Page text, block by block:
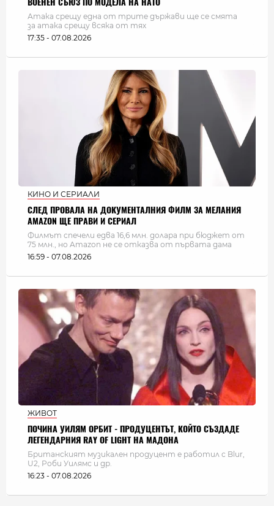
Атака срещу една от трите държави ще се смята
за атака срещу всяка от тях
17:35 - 07.08.2026
КИНО И СЕРИАЛИ
СЛЕД ПРОВАЛА НА ДОКУМЕНТАЛНИЯ ФИЛМ ЗА МЕЛАНИЯ
AMAZON ЩЕ ПРАВИ И СЕРИАЛ
Филмът спечели едва 16,6 млн. долара при бюджет от
75 млн., но Amazon не се отказва от първата дама
16:59 - 07.08.2026
ЖИВОТ
ПОЧИНА УИЛЯМ ОРБИТ - ПРОДУЦЕНТЪТ, КОЙТО СЪЗДАДЕ
ЛЕГЕНДАРНИЯ RAY OF LIGHT НА МАДОНА
Британският музикален продуцент е работил с Blur,
U2, Роби Уилямс и др.
16:23 - 07.08.2026